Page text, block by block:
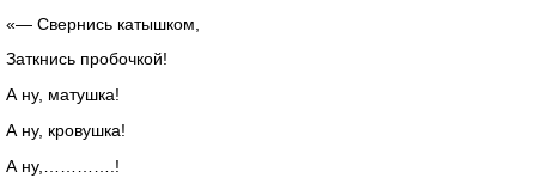
«— Свернись катышком,
Заткнись пробочкой!
А ну, матушка!
А ну, кровушка!
А ну,………….!